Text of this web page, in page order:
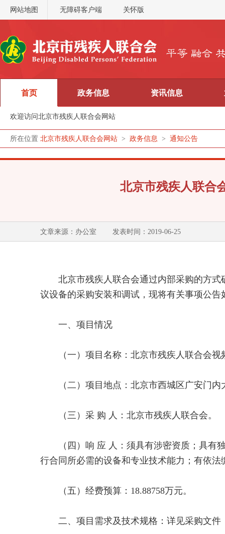
网站地图 无障碍客户端 关怀版
首页
欢迎访问北京市残疾人联合会网站
政务信息 资讯信息
所在位置 北京市残疾人联合会网站 > 政务信息 > 通知公告
北京市残疾人联合
文章来源：办公室 发表时间：2019-06-25
北京市残疾人联合会通过内部采购的方式
议设备的采购安装和调试，现将有关事项公告
一、项目情况
（一）项目名称：北京市残疾人联合会视
（二）项目地点：北京市西城区广安门内
（三）采 购 人：北京市残疾人联合会。
（四）响 应 人：须具有涉密资质；具有独
行合同所必需的设备和专业技术能力；有依
（五）经费预算：18.88758万元。
二、项目需求及技术规格：详见采购文件